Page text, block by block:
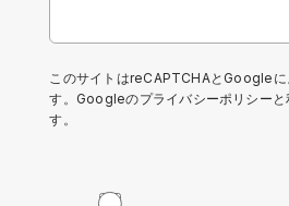
このサイトはreCAPTCHAとGoogleに
す。Googleのプライバシーポリシー と
す。